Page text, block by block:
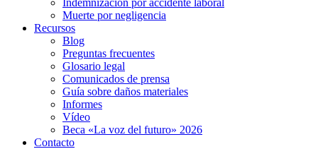
Indemnización por accidente laboral
Muerte por negligencia
Recursos
Blog
Preguntas frecuentes
Glosario legal
Comunicados de prensa
Guía sobre daños materiales
Informes
Vídeo
Beca «La voz del futuro» 2026
Contacto